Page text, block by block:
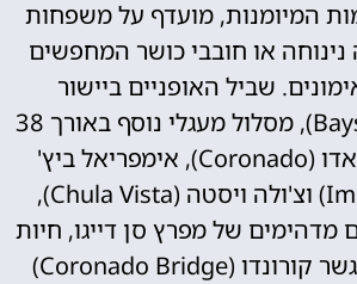
המיומנות, מועדף על משפחות
נינוחה או חובבי כושר המחפשים
שביל האופניים ביישור
(Bayshore Bikeway), מסלול מעגלי נוסף באורך 38
ק"מ דרך קורונאדו (Coronado), אימפריאל ביץ'
(Imperial Beach) וצ'ולה ויסטה (Chula Vista),
מדהימים של מפרץ סן דייגו, חיות
הבר הילידיות וגשר קורונדו (Coronado Bridge)